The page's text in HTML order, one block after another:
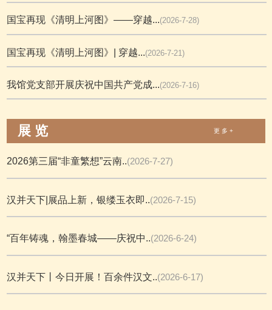
国宝再现《清明上河图》——穿越...(2026-7-28)
国宝再现《清明上河图》| 穿越...(2026-7-21)
我馆党支部开展庆祝中国共产党成...(2026-7-16)
展 览 更 多 +
2026第三届“非童繁想”云南..(2026-7-27)
汉并天下|展品上新，银缕玉衣即..(2026-7-15)
“百年铸魂，翰墨春城——庆祝中..(2026-6-24)
汉并天下丨今日开展！百余件汉文..(2026-6-17)